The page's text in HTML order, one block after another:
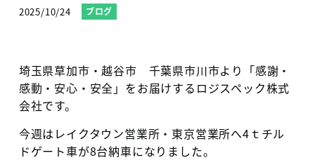
2025/10/24 ブログ
埼玉県草加市・越谷市 千葉県市川市より「感謝・
感動・安心・安全」をお届けするロジスペック株式
会社です。
今週はレイクタウン営業所・東京営業所へ4ｔチル
ドゲート車が8台納車になりました。